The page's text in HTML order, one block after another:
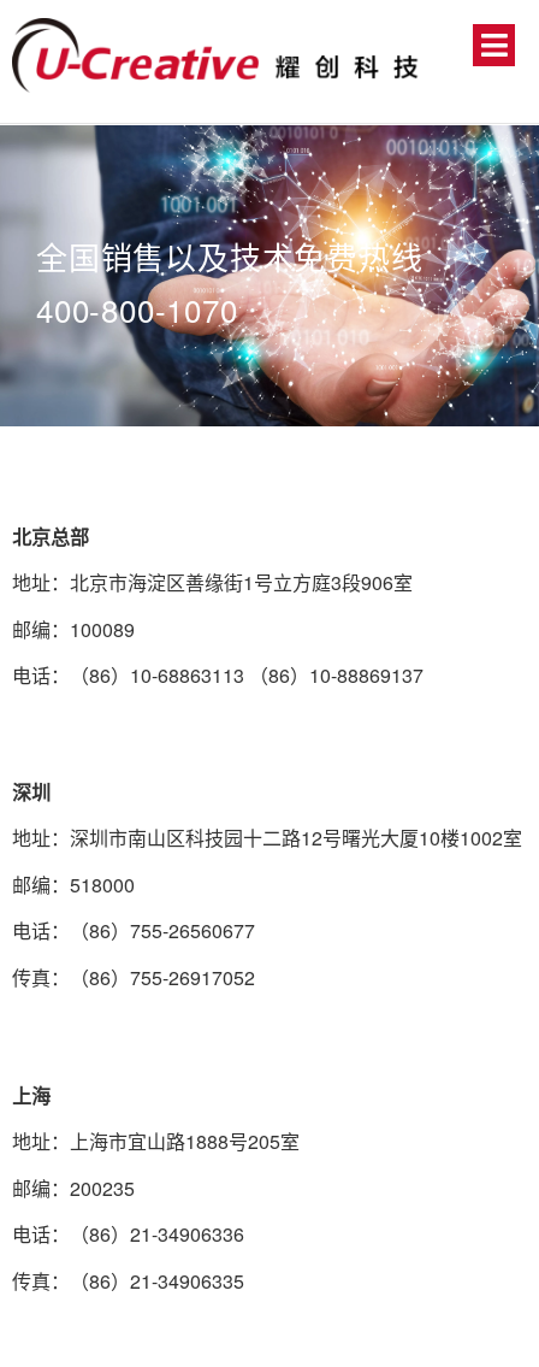
全国销售以及技术免费热线
400-800-1070
北京总部
地址：北京市海淀区善缘街1号立方庭3段906室
邮编：100089
电话：（86）10-68863113 （86）10-88869137
深圳
地址：深圳市南山区科技园十二路12号曙光大厦10楼1002室
邮编：518000
电话：（86）755-26560677
传真：（86）755-26917052
上海
地址：上海市宜山路1888号205室
邮编：200235
电话：（86）21-34906336
传真：（86）21-34906335